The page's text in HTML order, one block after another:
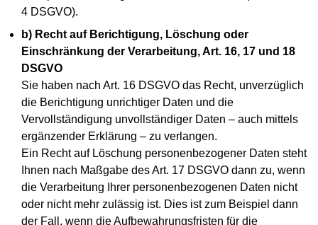
4 DSGVO).
b) Recht auf Berichtigung, Löschung oder
Einschränkung der Verarbeitung, Art. 16, 17 und 18
DSGVO
Sie haben nach Art. 16 DSGVO das Recht, unverzüglich
die Berichtigung unrichtiger Daten und die
Vervollständigung unvollständiger Daten – auch mittels
ergänzender Erklärung – zu verlangen.
Ein Recht auf Löschung personenbezogener Daten steht
Ihnen nach Maßgabe des Art. 17 DSGVO dann zu, wenn
die Verarbeitung Ihrer personenbezogenen Daten nicht
oder nicht mehr zulässig ist. Dies ist zum Beispiel dann
der Fall, wenn die Aufbewahrungsfristen für die